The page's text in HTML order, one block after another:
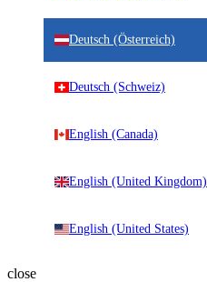
Deutsch (Österreich)
Deutsch (Schweiz)
English (Canada)
English (United Kingdom)
English (United States)
close